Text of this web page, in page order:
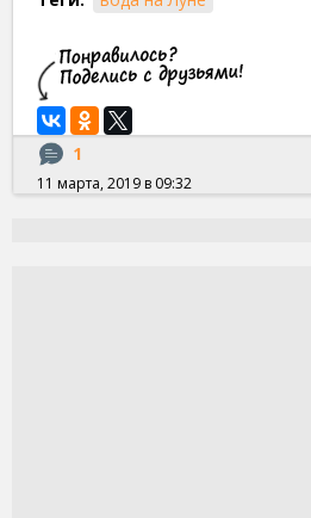
1
11 марта, 2019 в 09:32